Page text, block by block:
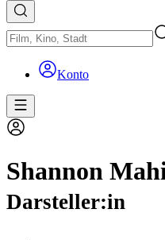
Konto
Shannon
Darsteller:in